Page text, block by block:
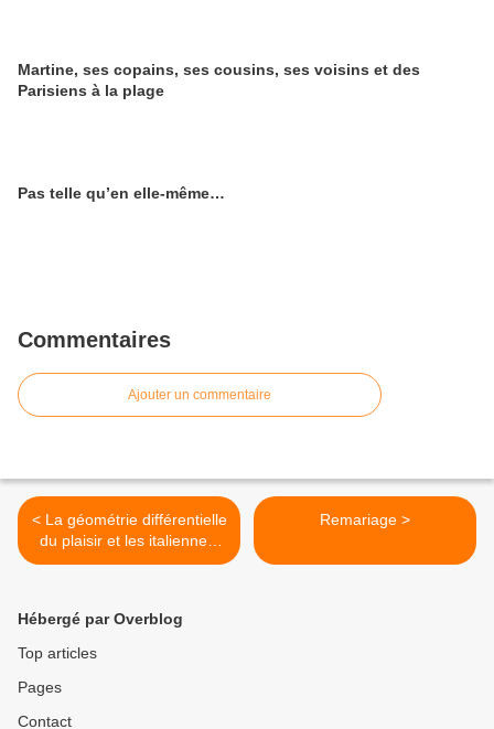
Martine, ses copains, ses cousins, ses voisins et des
Parisiens à la plage
Pas telle qu’en elle-même…
Commentaires
Ajouter un commentaire
< La géométrie différentielle
du plaisir et les italiennes,
Giulietta, Ipazia, Fellide et
Remariage >
Hébergé par Overblog
Top articles
Pages
Contact